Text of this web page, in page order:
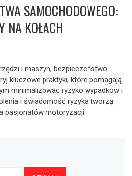
SAMOCHODOWEGO:
NA KOŁACH
i maszyn, bezpieczeństwo
kluczowe praktyki, które pomagają
minimalizować ryzyko wypadków i
i świadomość ryzyka tworzą
pasjonatów motoryzacji.